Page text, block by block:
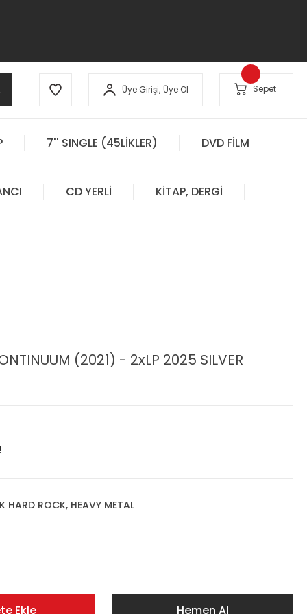
Üye Girişi, Üye Ol Sepet
7'' SINGLE (45LİKLER) DVD FİLM
CD YERLİ KİTAP, DERGİ
(2021) - 2xLP 2025 SILVER
HARD ROCK, HEAVY METAL
Ekle Hemen Al